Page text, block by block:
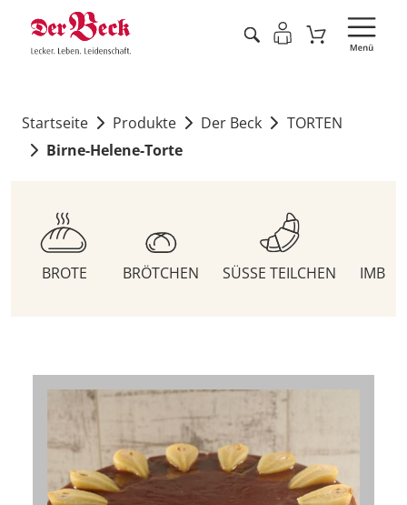
Startseite Produkte Der Beck
TORTEN
Birne-Helene-Torte
BROTE BRÖTCHEN SÜSSE TEILCHEN